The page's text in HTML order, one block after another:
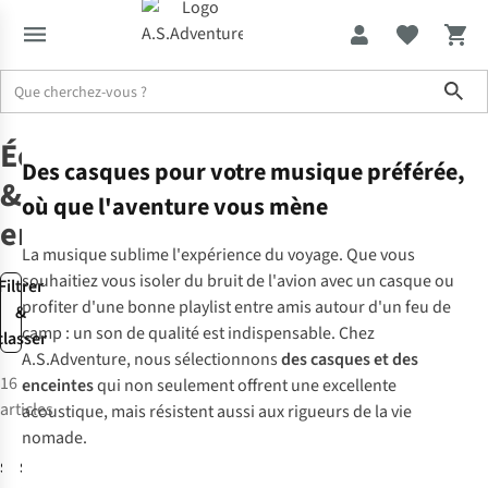
Électroniques de sport
&
Écouteurs
&
enceintes
16
articles
ShokzShokz
Des casques pour votre musique préférée,
où que l'aventure vous mène
La musique sublime l'expérience du voyage. Que vous
souhaitiez vous isoler du bruit de l'avion avec un casque ou
profiter d'une bonne playlist entre amis autour d'un feu de
camp : un son de qualité est indispensable. Chez
A.S.Adventure, nous sélectionnonsdes casques et des
enceintesqui non seulement offrent une excellente
acoustique, mais résistent aussi aux rigueurs de la vie
nomade.